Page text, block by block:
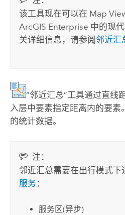
该工具现在可以在 Map
ArcGIS Enterprise 中的现
关详细信息，请参阅邻近汇
“邻近汇总”工具通过直线
入层中要素指定距离内的要素
的统计数据。
注：
邻近汇总需要在出行模式下
服务 ：
服务区(异步)